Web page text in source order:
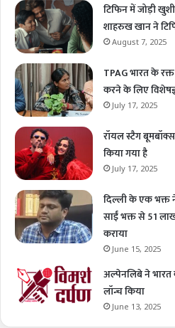
टिफिन में जोड़ी
शाहरुख खान ने
August 7, 2025
TPAG भारत के
करने के लिए
July 17, 2025
रॉयल स्टैग बूमबॉक्स
किया गया है
July 17, 2025
दिल्ली के एक
साईं भक्त से 51
कराया
June 15, 2025
अल्पेनलिबे ने भारत
लॉन्च किया
June 13, 2025